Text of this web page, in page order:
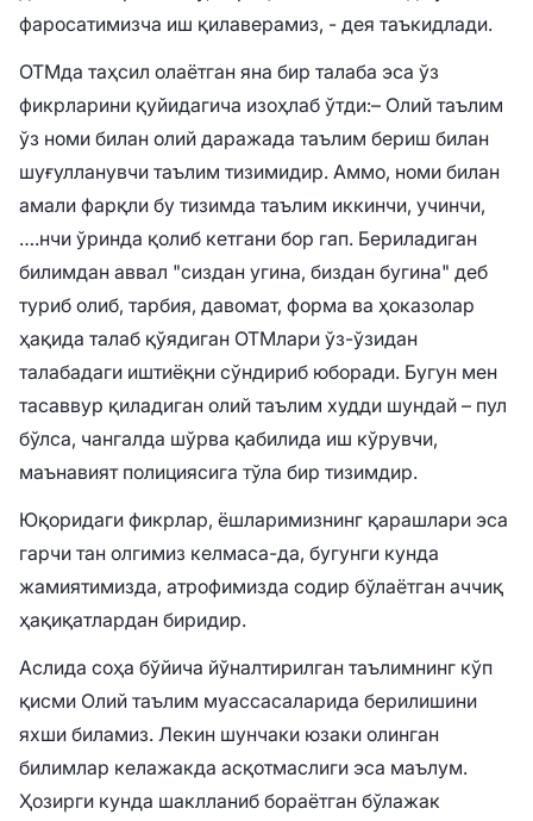
фаросатимизча иш қилаверамиз, - дея таъкидлади.
ОТМда таҳсил олаётган яна бир талаба эса ўз
фикрларини қуйидагича изоҳлаб ўтди:– Олий таълим
ўз номи билан олий даражада таълим бериш билан
шуғулланувчи таълим тизимидир. Аммо, номи билан
амали фарқли бу тизимда таълим иккинчи, учинчи,
….нчи ўринда қолиб кетгани бор гап. Бериладиган
билимдан аввал "сиздан угина, биздан бугина" деб
туриб олиб, тарбия, давомат, форма ва ҳоказолар
ҳақида талаб қўядиган ОТМлари ўз-ўзидан
талабадаги иштиёқни сўндириб юборади. Бугун мен
тасаввур қиладиган олий таълим худди шундай – пул
бўлса, чангалда шўрва қабилида иш кўрувчи,
маънавият полициясига тўла бир тизимдир.
Юқоридаги фикрлар, ёшларимизнинг қарашлари эса
гарчи тан олгимиз келмаса-да, бугунги кунда
жамиятимизда, атрофимизда содир бўлаётган аччиқ
ҳақиқатлардан биридир.
Аслида соҳа бўйича йўналтирилган таълимнинг кўп
қисми Олий таълим муассасаларида берилишини
яхши биламиз. Лекин шунчаки юзаки олинган
билимлар келажакда асқотмаслиги эса маълум.
Ҳозирги кунда шаклланиб бораётган бўлажак